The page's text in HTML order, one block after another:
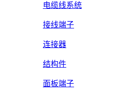
电缆线系统
接线端子
连接器
结构件
面板端子